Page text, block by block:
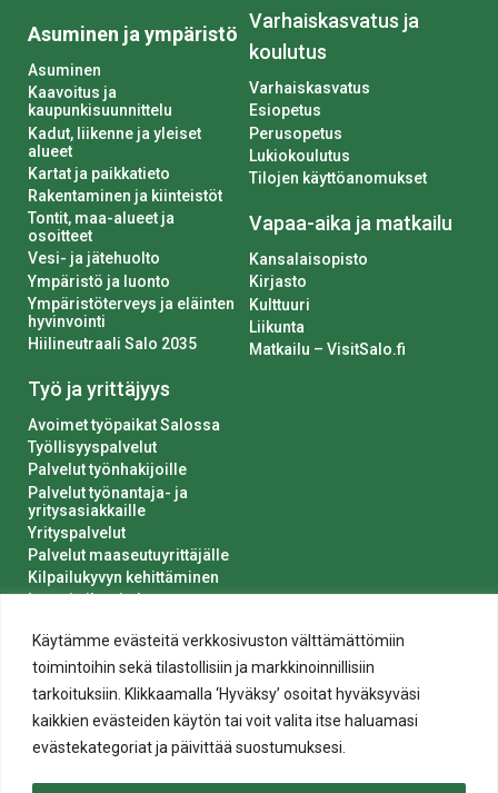
Käytämme evästeitä verkkosivuston välttämättömiin
toimintoihin sekä tilastollisiin ja markkinoinnillisiin
tarkoituksiin. Klikkaamalla ‘Hyväksy’ osoitat hyväksyväsi
kaikkien evästeiden käytön tai voit valita itse haluamasi
evästekategoriat ja päivittää suostumuksesi.
Asuminen ja ympäristö
Asuminen
Kaavoitus ja
kaupunkisuunnittelu
Kadut, liikenne ja yleiset
alueet
Kartat ja paikkatieto
Rakentaminen ja kiinteistöt
Tontit, maa-alueet ja
osoitteet
Vesi- ja jätehuolto
Ympäristö ja luonto
Ympäristöterveys ja eläinten
hyvinvointi
Hiilineutraali Salo 2035
Työ ja yrittäjyys
Avoimet työpaikat Salossa
Työllisyyspalvelut
Palvelut työnhakijoille
Palvelut työnantaja- ja
yritysasiakkaille
Yrityspalvelut
Palvelut maaseutuyrittäjälle
Kilpailukyvyn kehittäminen
Luvat ja ilmoitukset
Varhaiskasvatus ja
koulutus
Varhaiskasvatus
Esiopetus
Perusopetus
Lukiokoulutus
Tilojen käyttöanomukset
Vapaa-aika ja matkailu
Kansalaisopisto
Kirjasto
Kulttuuri
Liikunta
Matkailu – VisitSalo.fi